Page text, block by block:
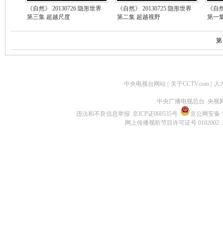
《自然》 20130726 隐形世界
第三集 超越尺度
《自然》 20130725 隐形世界
第二集 超越视野
《自
第一
第
中央电视台网站 关于CCTV.com 人
中央广播电视总台 央视
违法和不良信息举报 京ICP证060535号
京公网安备
网上传播视听节目许可证号 0102002